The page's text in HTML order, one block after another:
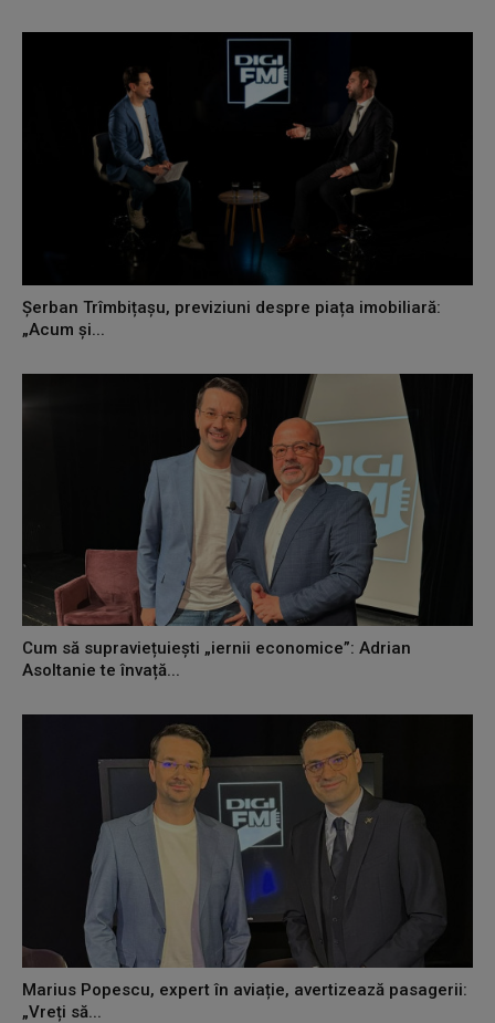
Șerban Trîmbițașu, previziuni despre piața imobiliară:
„Acum și...
Cum să supraviețuiești „iernii economice”: Adrian
Asoltanie te învață...
Marius Popescu, expert în aviație, avertizează pasagerii:
„Vreți să...